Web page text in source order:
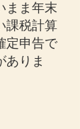
まま年末
課税計算
定申告で
ありま